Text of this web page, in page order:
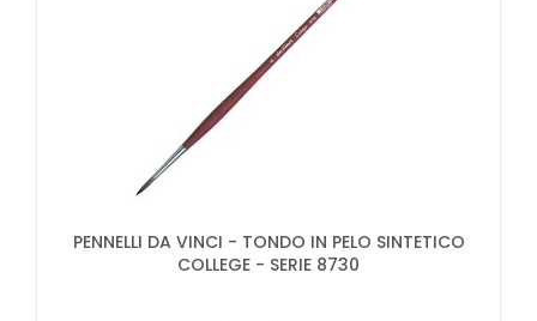
PENNELLI DA VINCI - TONDO IN PELO SINTETICO
COLLEGE - SERIE 8730